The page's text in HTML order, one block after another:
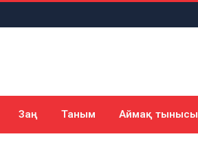
Заң Таным Аймақ тынысы